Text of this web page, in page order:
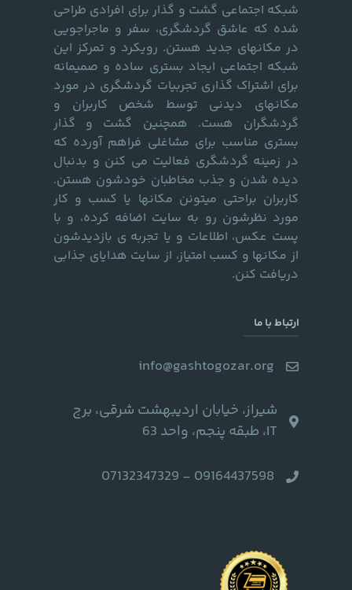
شبکه اجتماعی گشت و گذار برای افرادی طراحی
شده که عاشق گردشگری، سفر و ماجراجویی
در مکانهای جدید هستن. رویکرد و تمرکز این
شبکه اجتماعی ایجاد بستری ساده و صمیمانه
برای اشتراک گذاری تجربیات گردشگری در مورد
مکانهای دیدنی توسط شخص کاربران و
گردشگران هست. همچنین گشت و گذار
بستری مناسب برای مشاغلی فراهم آورده که
در زمینه گردشگری فعالیت می کنن و بدنبال
دیده شدن و جذب مخاطبان خودشون هستن.
کاربران براحتی میتونن مکانها یا کسب و کار
مورد نظرشون رو به سایت اضافه کرده، و با
پست عکس، اطلاعات و یا تجربه ی بازدیدشون
از مکانها و کسب امتیاز، از سایت هدایای جذابی
دریافت کنن.
ارتباط با ما
info@gashtogozar.org
شیراز، خیابان اردیبهشت شرقی، برج
IT، طبقه پنجم، واحد 63
09164437598 - 07132347329